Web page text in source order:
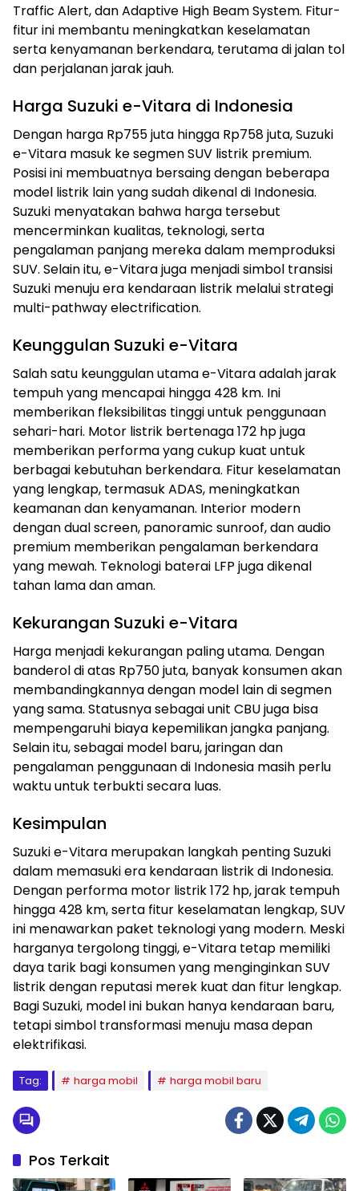
Traffic Alert, dan Adaptive High Beam System. Fitur-
fitur ini membantu meningkatkan keselamatan
serta kenyamanan berkendara, terutama di jalan tol
dan perjalanan jarak jauh.
Harga Suzuki e-Vitara di Indonesia
Dengan harga Rp755 juta hingga Rp758 juta, Suzuki
e-Vitara masuk ke segmen SUV listrik premium.
Posisi ini membuatnya bersaing dengan beberapa
model listrik lain yang sudah dikenal di Indonesia.
Suzuki menyatakan bahwa harga tersebut
mencerminkan kualitas, teknologi, serta
pengalaman panjang mereka dalam memproduksi
SUV. Selain itu, e-Vitara juga menjadi simbol transisi
Suzuki menuju era kendaraan listrik melalui strategi
multi-pathway electrification.
Keunggulan Suzuki e-Vitara
Salah satu keunggulan utama e-Vitara adalah jarak
tempuh yang mencapai hingga 428 km. Ini
memberikan fleksibilitas tinggi untuk penggunaan
sehari-hari. Motor listrik bertenaga 172 hp juga
memberikan performa yang cukup kuat untuk
berbagai kebutuhan berkendara. Fitur keselamatan
yang lengkap, termasuk ADAS, meningkatkan
keamanan dan kenyamanan. Interior modern
dengan dual screen, panoramic sunroof, dan audio
premium memberikan pengalaman berkendara
yang mewah. Teknologi baterai LFP juga dikenal
tahan lama dan aman.
Kekurangan Suzuki e-Vitara
Harga menjadi kekurangan paling utama. Dengan
banderol di atas Rp750 juta, banyak konsumen akan
membandingkannya dengan model lain di segmen
yang sama. Statusnya sebagai unit CBU juga bisa
mempengaruhi biaya kepemilikan jangka panjang.
Selain itu, sebagai model baru, jaringan dan
pengalaman penggunaan di Indonesia masih perlu
waktu untuk terbukti secara luas.
Kesimpulan
Suzuki e-Vitara merupakan langkah penting Suzuki
dalam memasuki era kendaraan listrik di Indonesia.
Dengan performa motor listrik 172 hp, jarak tempuh
hingga 428 km, serta fitur keselamatan lengkap, SUV
ini menawarkan paket teknologi yang modern. Meski
harganya tergolong tinggi, e-Vitara tetap memiliki
daya tarik bagi konsumen yang menginginkan SUV
listrik dengan reputasi merek kuat dan fitur lengkap.
Bagi Suzuki, model ini bukan hanya kendaraan baru,
tetapi simbol transformasi menuju masa depan
elektrifikasi.
Tag: harga mobil harga mobil baru
Pos Terkait